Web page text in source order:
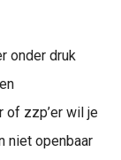
onder druk
of zzp’er wil je
niet openbaar